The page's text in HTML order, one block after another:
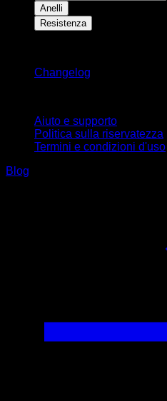
Anelli
Resistenza
Changelog
Aiuto e supporto
Politica sulla riservatezza
Termini e condizioni d'uso
Blog